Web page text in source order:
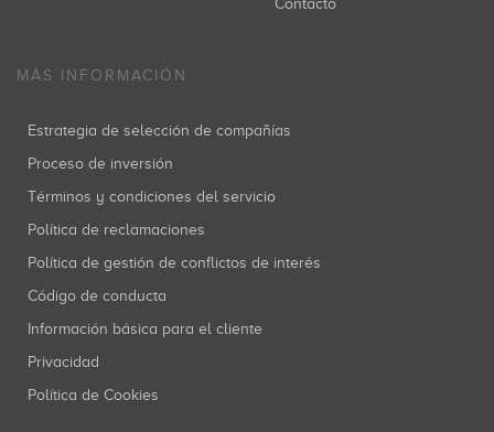
Contacto
MÁS INFORMACIÓN
Estrategia de selección de compañías
Proceso de inversión
Términos y condiciones del servicio
Política de reclamaciones
Política de gestión de conflictos de interés
Código de conducta
Información básica para el cliente
Privacidad
Política de Cookies